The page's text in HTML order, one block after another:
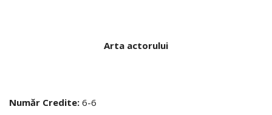
Arta actorului
Număr Credite: 6-6